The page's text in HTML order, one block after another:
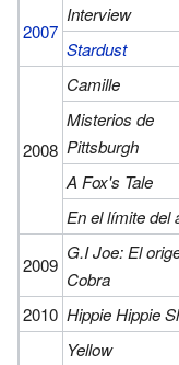
2007
Interview
Stardust
2008
Camille
Misterios de
Pittsburgh
A Fox's Tale
En el límite del
2009
G.I Joe: El
Cobra
2010 Hippie Hippie
Yellow